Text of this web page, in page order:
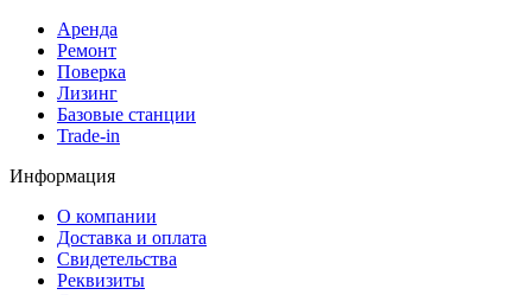
Аренда
Ремонт
Поверка
Лизинг
Базовые станции
Trade-in
Информация
О компании
Доставка и оплата
Свидетельства
Реквизиты